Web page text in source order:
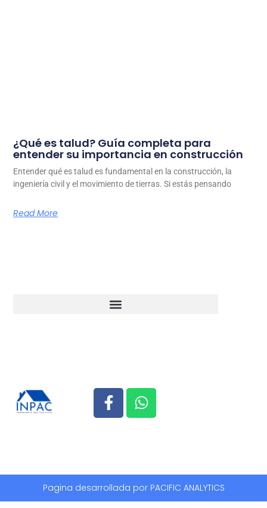
¿Qué es talud? Guía completa para
entender su importancia en construcción
Entender qué es talud es fundamental en la construcción, la
ingeniería civil y el movimiento de tierras. Si estás pensando
Read More
Pagina desarrollada por PACIFIC ANALYTICS